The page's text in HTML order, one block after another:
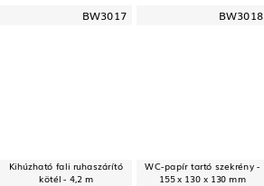
BW3017
Kihúzható fali ruhaszárító
kötél - 4,2 m
BW3018
WC-papír tartó szekrény -
155 x 130 x 130 mm